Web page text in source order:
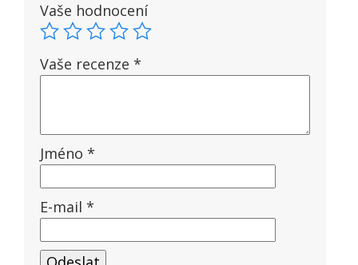
Vaše hodnocení
Vaše recenze *
Jméno *
E-mail *